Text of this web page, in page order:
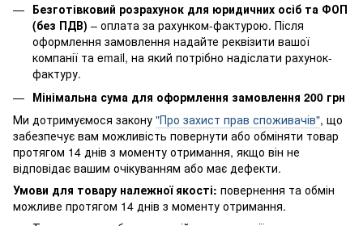
Безготівковий розрахунок для юридичних осіб та ФОП
(без ПДВ) – оплата за рахунком-фактурою. Після
оформлення замовлення надайте реквізити вашої
компанії та email, на який потрібно надіслати рахунок-
фактуру.
Мінімальна сума для оформлення замовлення 200 грн
Ми дотримуємося закону "Про захист прав споживачів", що
забезпечує вам можливість повернути або обміняти товар
протягом 14 днів з моменту отримання, якщо він не
відповідає вашим очікуванням або має дефекти.
Умови для товару належної якості: повернення та обмін
можливе протягом 14 днів з моменту отримання.